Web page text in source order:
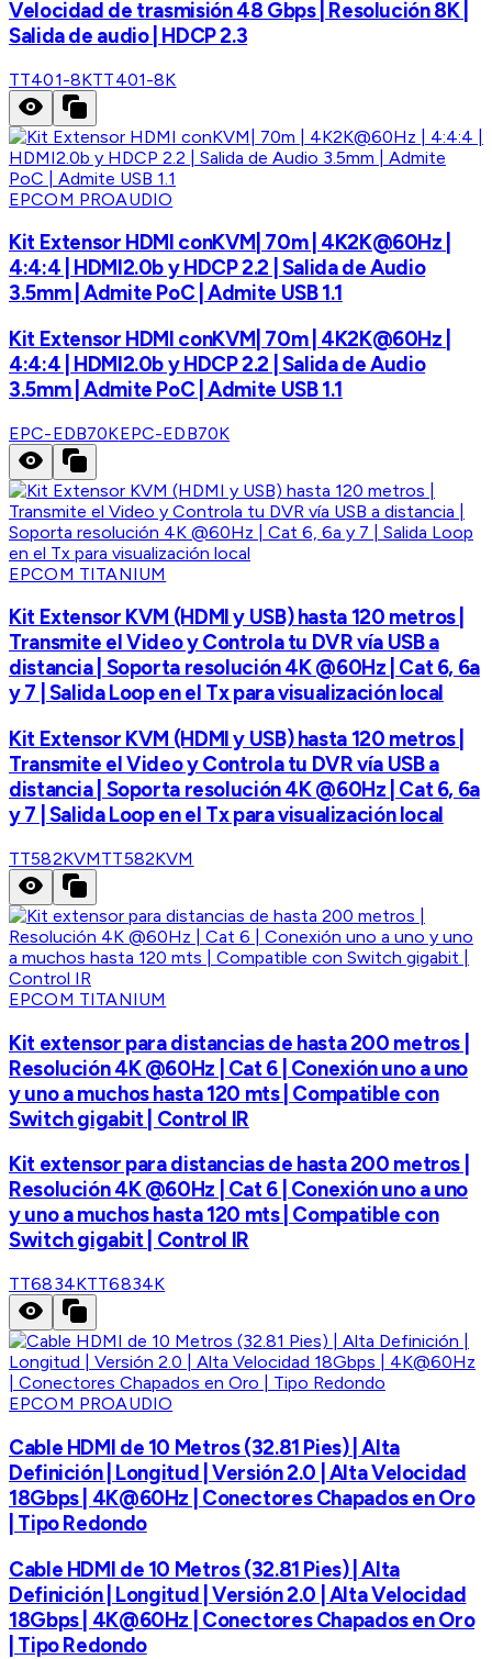
Velocidad de trasmisión 48 Gbps | Resolución 8K |
Salida de audio | HDCP 2.3
TT401-8KTT401-8K
EPCOM PROAUDIO
Kit Extensor HDMI conKVM| 70m | 4K2K@60Hz |
4:4:4 | HDMI2.0b y HDCP 2.2 | Salida de Audio
3.5mm | Admite PoC | Admite USB 1.1
Kit Extensor HDMI conKVM| 70m | 4K2K@60Hz |
4:4:4 | HDMI2.0b y HDCP 2.2 | Salida de Audio
3.5mm | Admite PoC | Admite USB 1.1
EPC-EDB70KEPC-EDB70K
EPCOM TITANIUM
Kit Extensor KVM (HDMI y USB) hasta 120 metros |
Transmite el Video y Controla tu DVR vía USB a
distancia | Soporta resolución 4K @60Hz | Cat 6, 6a
y 7 | Salida Loop en el Tx para visualización local
Kit Extensor KVM (HDMI y USB) hasta 120 metros |
Transmite el Video y Controla tu DVR vía USB a
distancia | Soporta resolución 4K @60Hz | Cat 6, 6a
y 7 | Salida Loop en el Tx para visualización local
TT582KVMTT582KVM
EPCOM TITANIUM
Kit extensor para distancias de hasta 200 metros |
Resolución 4K @60Hz | Cat 6 | Conexión uno a uno
y uno a muchos hasta 120 mts | Compatible con
Switch gigabit | Control IR
Kit extensor para distancias de hasta 200 metros |
Resolución 4K @60Hz | Cat 6 | Conexión uno a uno
y uno a muchos hasta 120 mts | Compatible con
Switch gigabit | Control IR
TT6834KTT6834K
EPCOM PROAUDIO
Cable HDMI de 10 Metros (32.81 Pies) | Alta
Definición | Longitud | Versión 2.0 | Alta Velocidad
18Gbps | 4K@60Hz | Conectores Chapados en Oro
| Tipo Redondo
Cable HDMI de 10 Metros (32.81 Pies) | Alta
Definición | Longitud | Versión 2.0 | Alta Velocidad
18Gbps | 4K@60Hz | Conectores Chapados en Oro
| Tipo Redondo